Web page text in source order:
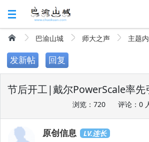
巴渝山城 师大之声 主题
发新帖 回复
节后开工|戴尔PowerScale率先
浏览：720 评论：0
原创信息
LV.连长